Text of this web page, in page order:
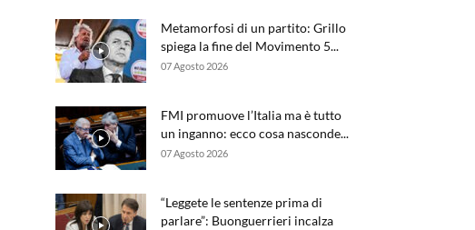
Metamorfosi di un partito: Grillo
spiega la fine del Movimento 5...
07 Agosto 2026
FMI promuove l’Italia ma è tutto
un inganno: ecco cosa nasconde...
07 Agosto 2026
“Leggete le sentenze prima di
parlare”: Buonguerrieri incalza